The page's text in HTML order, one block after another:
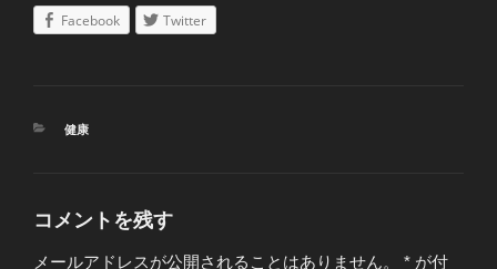
Facebook Twitter
カ
ー
健康
コメントを残す
メールアドレスが公開されることはありません。 * が付